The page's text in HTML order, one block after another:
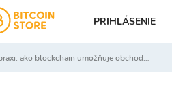
PRIHLÁSENIE
ako blockchain umožňuje obchodovanie s elektrinou